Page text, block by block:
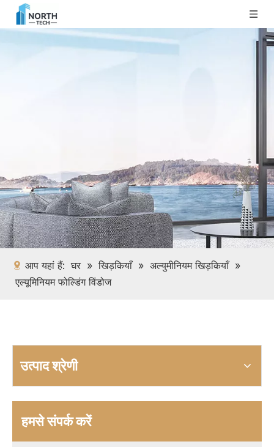
आप यहां हैं: घर » खिड़कियाँ » अल्युमीनियम खिड़कियाँ »
एल्यूमिनियम फोल्डिंग विंडोज
उत्पाद श्रेणी
हमसे संपर्क करें